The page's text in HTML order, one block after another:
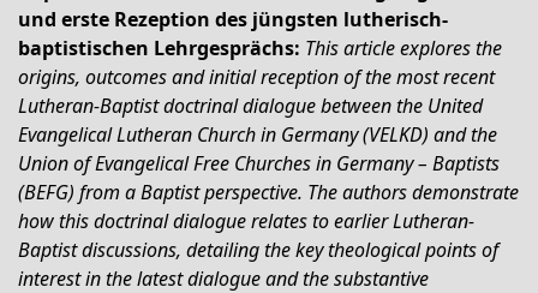
und erste Rezeption des jüngsten lutherisch-
baptistischen Lehrgesprächs: This article explores the
origins, outcomes and initial reception of the most recent
Lutheran-Baptist doctrinal dialogue between the United
Evangelical Lutheran Church in Germany (VELKD) and the
Union of Evangelical Free Churches in Germany – Baptists
(BEFG) from a Baptist perspective. The authors demonstrate
how this doctrinal dialogue relates to earlier Lutheran-
Baptist discussions, detailing the key theological points of
interest in the latest dialogue and the substantive